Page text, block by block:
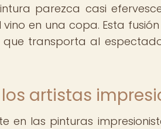
parezca casi
en una copa. Esta
que transporta al
artistas
en las pinturas